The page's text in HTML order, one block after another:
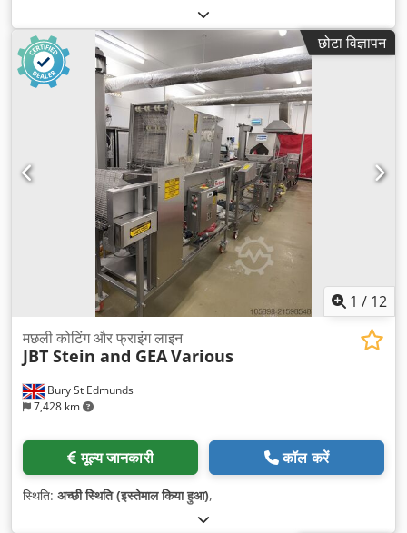
छोटा विज्ञापन
1 / 12
Bury St Edmunds
7,428 km
मछली कोटिंग और फ्राइंग लाइन
JBT Stein and GEAVarious
मूल्य जानकारी कॉल करें
स्थिति: अच्छी स्थिति (इस्तेमाल किया हुआ),